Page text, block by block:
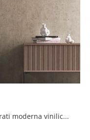
Se vuoi Carta da parati moderna vinilica, clicca e scopri di più sulle svariate offerte di Instabilelab come il modello Light Cement.